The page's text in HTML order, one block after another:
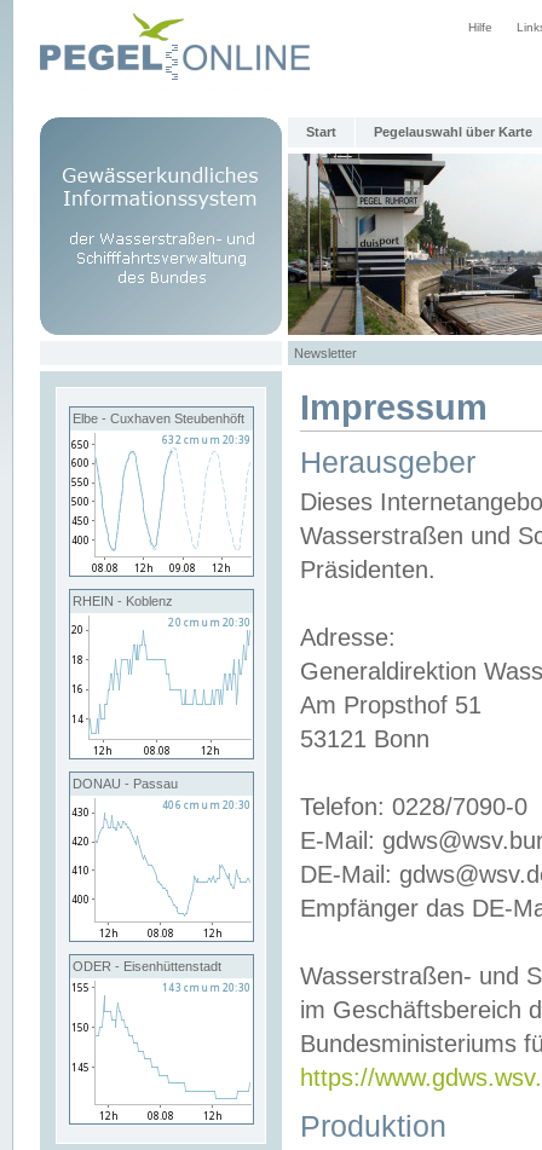
Hilfe
Start Pegelauswahl über Karte
Newsletter
Elbe - Cuxhaven Steubenhöft
RHEIN - Koblenz
DONAU - Passau
ODER - Eisenhüttenstadt
Impressum
Herausgeber
Dieses
Wasserstraßen und
Präsidenten.
Adresse:
Generaldirektion
Am Propsthof 51
53121 Bonn
Telefon: 0228/7090-0
E-Mail:
DE-Mail:
Empfänger das DE-
Wasserstraßen- und
im Geschäftsbereich
Bundesministeriums
https://
Produktion